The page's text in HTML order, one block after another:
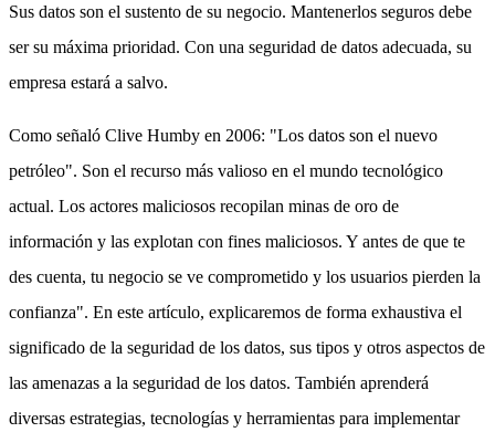
Sus datos son el sustento de su negocio. Mantenerlos seguros debe
ser su máxima prioridad. Con una seguridad de datos adecuada, su
empresa estará a salvo.
Como señaló Clive Humby en 2006: "Los datos son el nuevo
petróleo". Son el recurso más valioso en el mundo tecnológico
actual. Los actores maliciosos recopilan minas de oro de
información y las explotan con fines maliciosos. Y antes de que te
des cuenta, tu negocio se ve comprometido y los usuarios pierden la
confianza". En este artículo, explicaremos de forma exhaustiva el
significado de la seguridad de los datos, sus tipos y otros aspectos de
las amenazas a la seguridad de los datos. También aprenderá
diversas estrategias, tecnologías y herramientas para implementar